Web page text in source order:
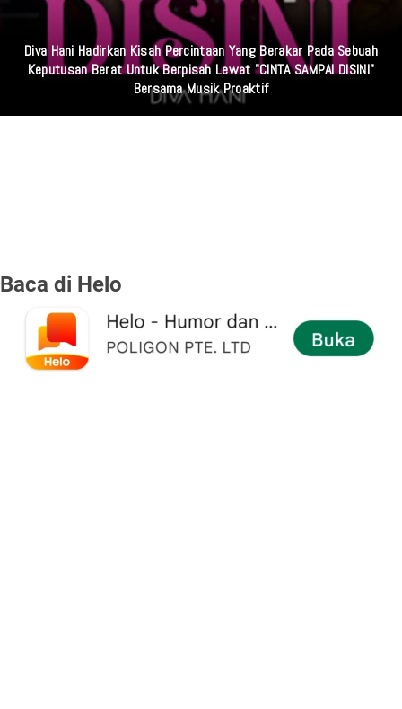
Diva Hani Hadirkan Kisah Percintaan Yang Berakar Pada Sebuah
Keputusan Berat Untuk Berpisah Lewat "CINTA SAMPAI DISINI"
Bersama Musik Proaktif
Baca di Helo